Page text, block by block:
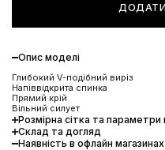
Опис моделі
Глибокий V-подібний виріз
Напіввідкрита спинка
Прямий крій
Вільний силует
Розмірна сітка та параметри
Склад та догляд
Наявність в офлайн магазинах